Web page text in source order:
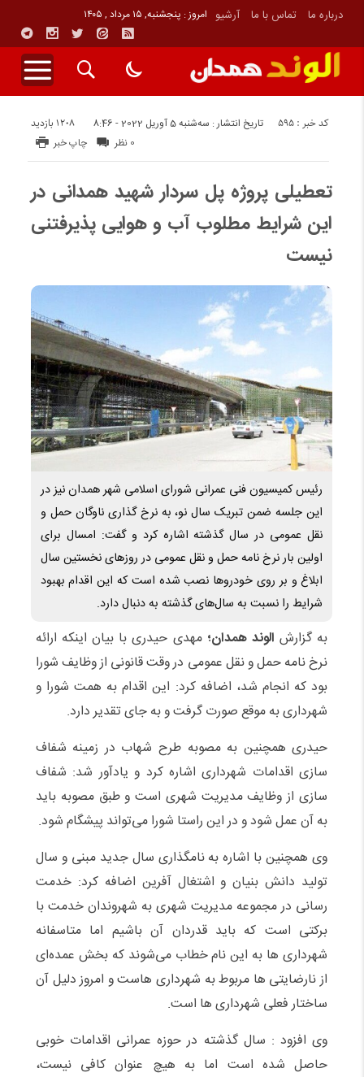
درباره ما تماس با ما آرشیو امروز : پنجشنبه, ۱۵ مرداد , ۱۴۰۵
تاریخ انتشار : سه‌شنبه 5 آوریل 2022 - 8:46 1208 بازدید کد خبر : 595
چاپ خبر 0 نظر
تعطیلی پروژه پل سردار شهید همدانی در
این شرایط مطلوب آب و هوایی پذیرفتنی
نیست
رئیس کمیسیون فنی عمرانی شورای اسلامی شهر همدان نیز در
این جلسه ضمن تبریک سال نو، به نرخ گذاری ناوگان حمل و
نقل عمومی در سال گذشته اشاره کرد و گفت: امسال برای
اولین بار نرخ نامه حمل و نقل عمومی در روزهای نخستین سال
ابلاغ و بر روی خودروها نصب شده است که این اقدام بهبود
شرایط را نسبت به سال‌های گذشته به دنبال دارد.
به گزارش الوند همدان؛ مهدی حیدری با بیان اینکه ارائه
نرخ نامه حمل و نقل عمومی در وقت قانونی از وظایف شورا
بود که انجام شد، اضافه کرد: این اقدام به همت شورا و
شهرداری به موقع صورت گرفت و به جای تقدیر دارد.
حیدری همچنین به مصوبه طرح شهاب در زمینه شفاف
سازی اقدامات شهرداری اشاره کرد و یادآور شد: شفاف
سازی از وظایف مدیریت شهری است و طبق مصوبه باید
به آن عمل شود و در این راستا شورا می‌تواند پیشگام شود.
وی همچنین با اشاره به نامگذاری سال جدید مبنی و سال
تولید دانش بنیان و اشتغال آفرین اضافه کرد: خدمت
رسانی در مجموعه مدیریت شهری به شهروندان خدمت با
برکتی است که باید قدردان آن باشیم اما متاسفانه
شهرداری ها به این نام خطاب می‌شوند که بخش عمده‌ای
از نارضایتی ها مربوط به شهرداری هاست و امروز دلیل آن
ساختار فعلی شهرداری ها است.
وی افزود : سال گذشته در حوزه عمرانی اقدامات خوبی
حاصل شده است اما به هیچ عنوان کافی نیست،